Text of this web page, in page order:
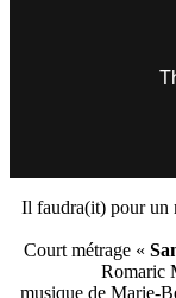
Il faudra(it) pour un
Court métrage «
Romaric
musique de Marie-